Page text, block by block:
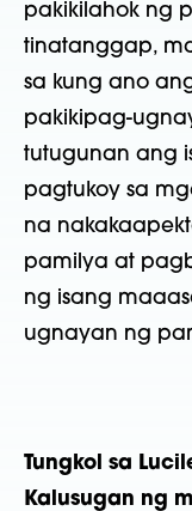
pakikilahok ng
tinatanggap,
sa kung ano
pakikipag-
tutugunan ang
pagtukoy sa
na
pamilya at
ng isang
ugnayan ng
Tungkol sa
Kalusugan ng